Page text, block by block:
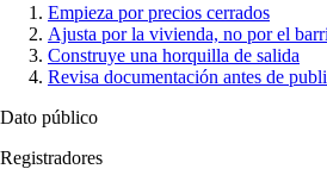
Empieza por precios cerrados
Ajusta por la vivienda, no por el
Construye una horquilla de salida
Revisa documentación antes de
Dato público
Registradores